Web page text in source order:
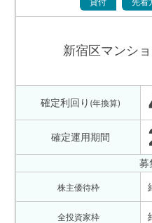
新宿区マンシ
確定利回り (年換算)
確定運用期間
募
株主優待枠
全投資家枠